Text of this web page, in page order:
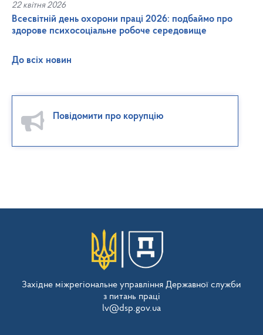
22 квітня 2026
Всесвітній день охорони праці 2026: подбаймо про
здорове психосоціальне робоче середовище
До всіх новин
Повідомити про корупцію
Західне міжрегіональне управління Державної служби
з питань праці
lv@dsp.gov.ua